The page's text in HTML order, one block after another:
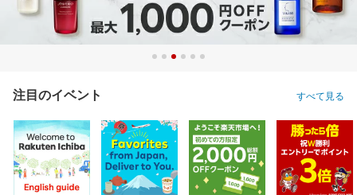
注目のイベント すべて見る